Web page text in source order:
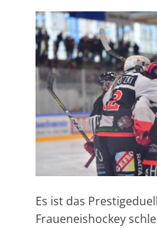
Es ist das
Fraueneishockey